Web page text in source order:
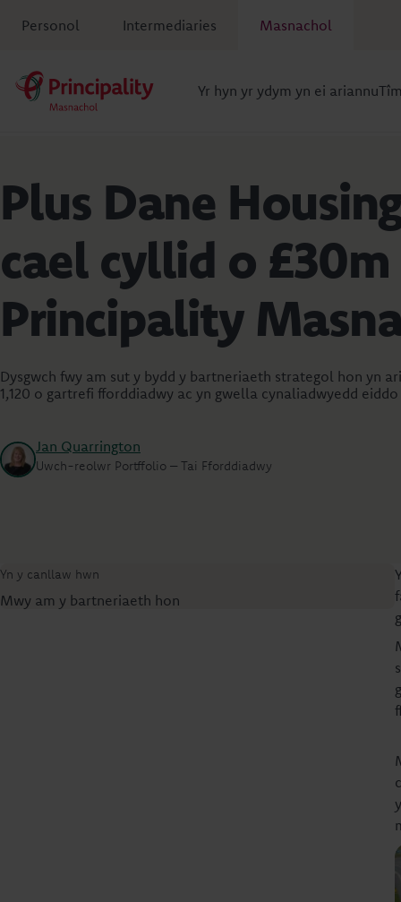
Personol Intermediaries Masnachol
Yr hyn yr ydym yn ei ariannu
Plus Dane
cael cyllid o £30m
Principality
Dysgwch fwy am sut y bydd y bartneriaeth strategol hon yn
1,120 o gartrefi fforddiadwy ac yn gwella cynaliadwyedd
Jan Quarrington
Uwch-reolwr Portffolio – Tai Fforddiadwy
Yn y canllaw hwn
Mwy am y bartneriaeth hon